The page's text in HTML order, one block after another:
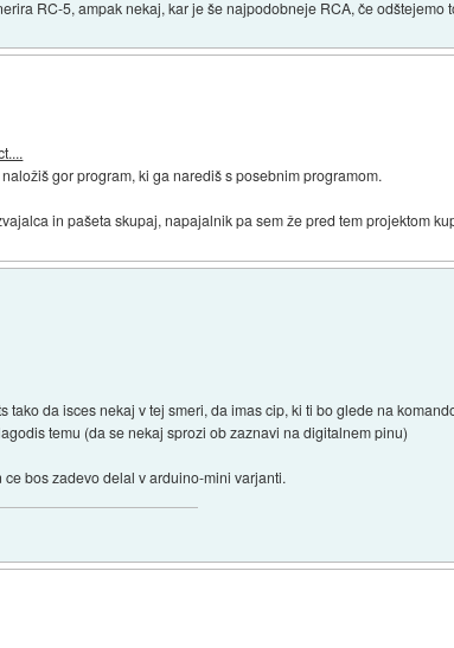
RC-5, ampak nekaj, kar je še najpodobneje RCA, če odštejemo
gor program, ki ga narediš s posebnim programom.
in pašeta skupaj, napajalnik pa sem že pred tem projektom
da isces nekaj v tej smeri, da imas cip, ki ti bo glede na
temu (da se nekaj sprozi ob zaznavi na digitalnem pinu)
bos zadevo delal v arduino-mini varjanti.